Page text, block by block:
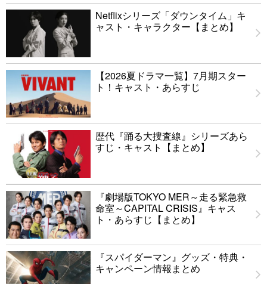
Netflixシリーズ「ダウンタイム」キ
ャスト・キャラクター【まとめ】
【2026夏ドラマ一覧】7月期スター
ト！キャスト・あらすじ
歴代『踊る大捜査線』シリーズあら
すじ・キャスト【まとめ】
『劇場版TOKYO MER～走る緊急救
命室～CAPITAL CRISIS』キャス
ト・あらすじ【まとめ】
『スパイダーマン』グッズ・特典・
キャンペーン情報まとめ